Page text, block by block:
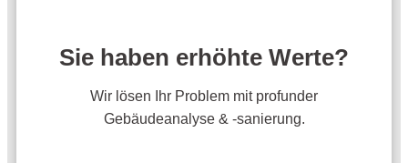
Sie haben erhöhte Werte?
Wir lösen Ihr Problem mit profunder
Gebäudeanalyse & -sanierung.